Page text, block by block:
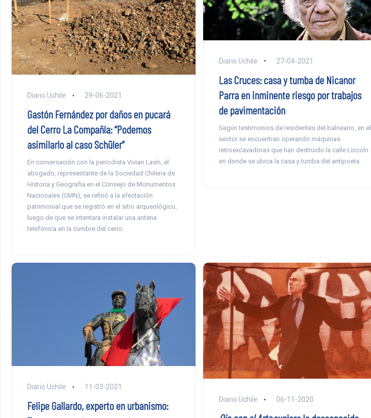
Diario Uchile 29-06-2021
Gastón Fernández por daños en pucará
del Cerro La Compañía: “Podemos
asimilarlo al caso Schüler”
En conversación con la periodista Vivian Lavín, el
abogado, representante de la Sociedad Chilena de
Historia y Geografía en el Consejo de Monumentos
Nacionales (CMN), se refirió a la afectación
patrimonial que se registró en el sitio arqueológico,
luego de que se intentara instalar una antena
telefónica en la cumbre del cerro.
Diario Uchile 27-04-2021
Las Cruces: casa y tumba de Nicanor
Parra en inminente riesgo por trabajos
de pavimentación
Según testimonios de residentes del balneario, en el
sector se encuentran operando máquinas
retroexcavadoras que han destruido la calle Lincoln
en donde se ubica la casa y tumba del antipoeta.
Diario Uchile 11-03-2021
Felipe Gallardo, experto en urbanismo:
Diario Uchile 06-11-2020